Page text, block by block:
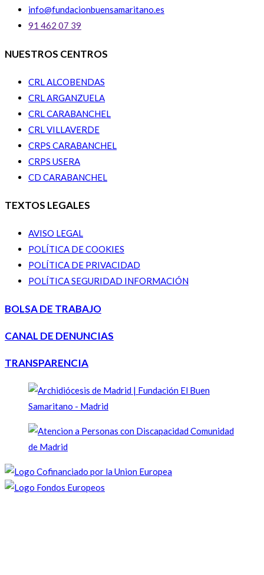
info@fundacionbuensamaritano.es
91 462 07 39
NUESTROS CENTROS
CRL ALCOBENDAS
CRL ARGANZUELA
CRL CARABANCHEL
CRL VILLAVERDE
CRPS CARABANCHEL
CRPS USERA
CD CARABANCHEL
TEXTOS LEGALES
AVISO LEGAL
POLÍTICA DE COOKIES
POLÍTICA DE PRIVACIDAD
POLÍTICA SEGURIDAD INFORMACIÓN
BOLSA DE TRABAJO
CANAL DE DENUNCIAS
TRANSPARENCIA